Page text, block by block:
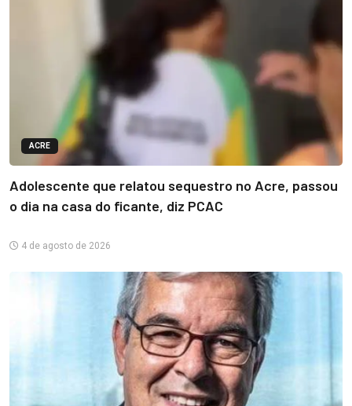
ACRE
Adolescente que relatou sequestro no Acre, passou
o dia na casa do ficante, diz PCAC
4 de agosto de 2026